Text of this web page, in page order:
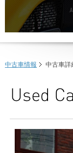
中古車情報 中古車詳